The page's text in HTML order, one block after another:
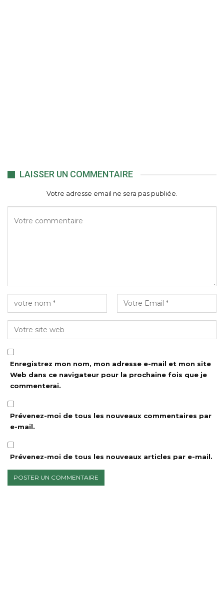
LAISSER UN COMMENTAIRE
Votre adresse email ne sera pas publiée.
Enregistrez mon nom, mon adresse e-mail et mon site
Web dans ce navigateur pour la prochaine fois que je
commenterai.
Prévenez-moi de tous les nouveaux commentaires par
e-mail.
Prévenez-moi de tous les nouveaux articles par e-mail.